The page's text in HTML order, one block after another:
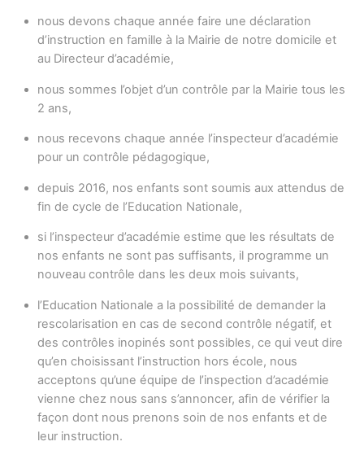
nous devons chaque année faire une déclaration
d’instruction en famille à la Mairie de notre domicile et
au Directeur d’académie,
nous sommes l’objet d’un contrôle par la Mairie tous les
2 ans,
nous recevons chaque année l’inspecteur d’académie
pour un contrôle pédagogique,
depuis 2016, nos enfants sont soumis aux attendus de
fin de cycle de l’Education Nationale,
si l’inspecteur d’académie estime que les résultats de
nos enfants ne sont pas suffisants, il programme un
nouveau contrôle dans les deux mois suivants,
l’Education Nationale a la possibilité de demander la
rescolarisation en cas de second contrôle négatif, et
des contrôles inopinés sont possibles, ce qui veut dire
qu’en choisissant l’instruction hors école, nous
acceptons qu’une équipe de l’inspection d’académie
vienne chez nous sans s’annoncer, afin de vérifier la
façon dont nous prenons soin de nos enfants et de
leur instruction.